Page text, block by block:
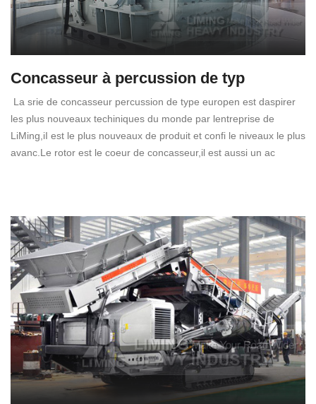
Concasseur à percussion de typ
La srie de concasseur percussion de type europen est daspirer
les plus nouveaux techiniques du monde par lentreprise de
LiMing,iI est le plus nouveaux de produit et confi le niveaux le plus
avanc.Le rotor est le coeur de concasseur,il est aussi un ac